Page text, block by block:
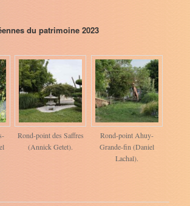
du patrimoine 2023
Rond-point des Saffres
(Annick Getet).
Rond-point Ahuy-
Grande-fin (Daniel
Lachal).